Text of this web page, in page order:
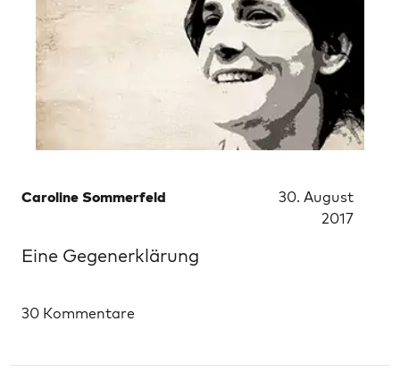
Caroline Sommerfeld
30. August
2017
Eine Gegenerklärung
30 Kommentare